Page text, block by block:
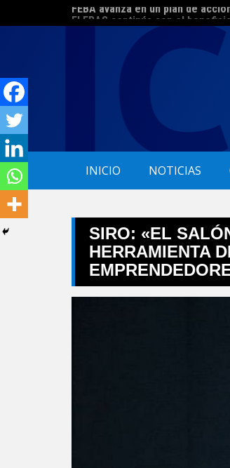
to
El ERAS continúa con el
INICIO NOTICIAS
SIRO: «EL
HERRAMIENTA